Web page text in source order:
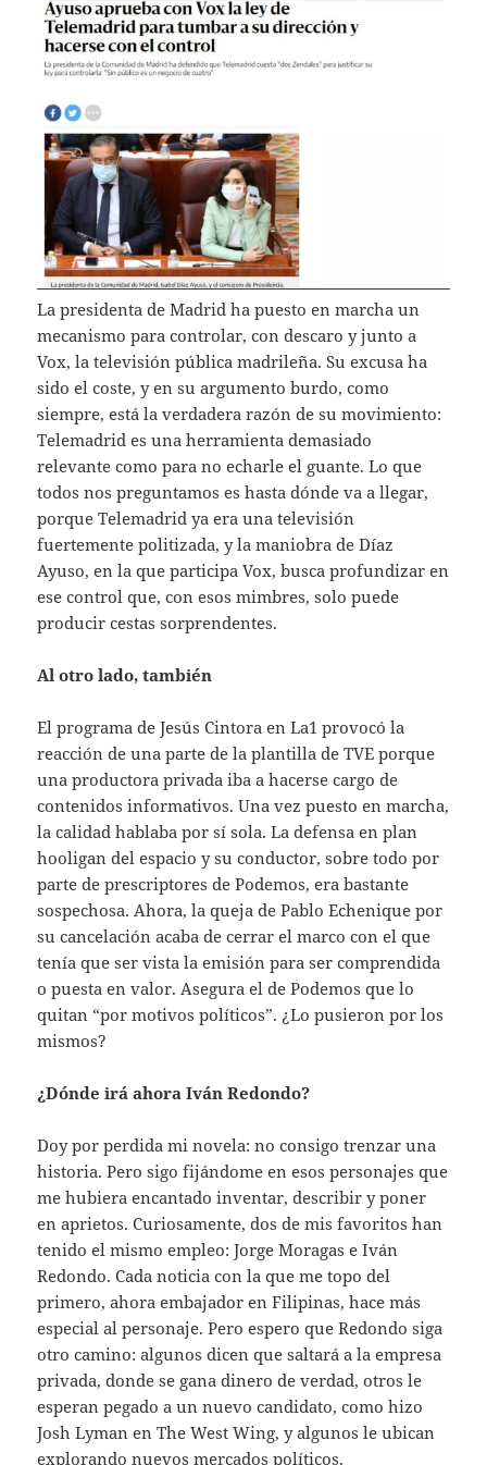
La presidenta de Madrid ha puesto en marcha un
mecanismo para controlar, con descaro y junto a
Vox, la televisión pública madrileña. Su excusa ha
sido el coste, y en su argumento burdo, como
siempre, está la verdadera razón de su movimiento:
Telemadrid es una herramienta demasiado
relevante como para no echarle el guante. Lo que
todos nos preguntamos es hasta dónde va a llegar,
porque Telemadrid ya era una televisión
fuertemente politizada, y la maniobra de Díaz
Ayuso, en la que participa Vox, busca profundizar en
ese control que, con esos mimbres, solo puede
producir cestas sorprendentes.
Al otro lado, también
El programa de Jesús Cintora en La1 provocó la
reacción de una parte de la plantilla de TVE porque
una productora privada iba a hacerse cargo de
contenidos informativos. Una vez puesto en marcha,
la calidad hablaba por sí sola. La defensa en plan
hooligan del espacio y su conductor, sobre todo por
parte de prescriptores de Podemos, era bastante
sospechosa. Ahora, la queja de Pablo Echenique por
su cancelación acaba de cerrar el marco con el que
tenía que ser vista la emisión para ser comprendida
o puesta en valor. Asegura el de Podemos que lo
quitan “por motivos políticos”. ¿Lo pusieron por los
mismos?
¿Dónde irá ahora Iván Redondo?
Doy por perdida mi novela: no consigo trenzar una
historia. Pero sigo fijándome en esos personajes que
me hubiera encantado inventar, describir y poner
en aprietos. Curiosamente, dos de mis favoritos han
tenido el mismo empleo: Jorge Moragas e Iván
Redondo. Cada noticia con la que me topo del
primero, ahora embajador en Filipinas, hace más
especial al personaje. Pero espero que Redondo siga
otro camino: algunos dicen que saltará a la empresa
privada, donde se gana dinero de verdad, otros le
esperan pegado a un nuevo candidato, como hizo
Josh Lyman en The West Wing, y algunos le ubican
explorando nuevos mercados políticos.